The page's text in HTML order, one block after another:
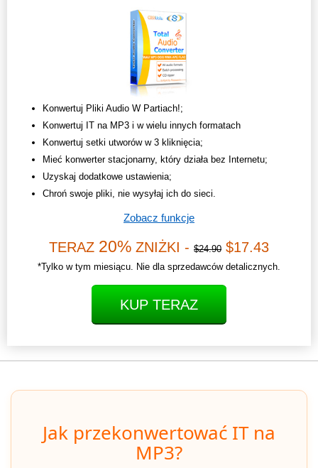
Konwertuj Pliki Audio W Partiach!;
Konwertuj IT na MP3 i w wielu innych formatach
Konwertuj setki utworów w 3 kliknięcia;
Mieć konwerter stacjonarny, który działa bez Internetu;
Uzyskaj dodatkowe ustawienia;
Chroń swoje pliki, nie wysyłaj ich do sieci.
Zobacz funkcje
TERAZ 20% ZNIŻKI - $24.90 $17.43
*Tylko w tym miesiącu. Nie dla sprzedawców detalicznych.
KUP TERAZ
Jak przekonwertować IT na
MP3?